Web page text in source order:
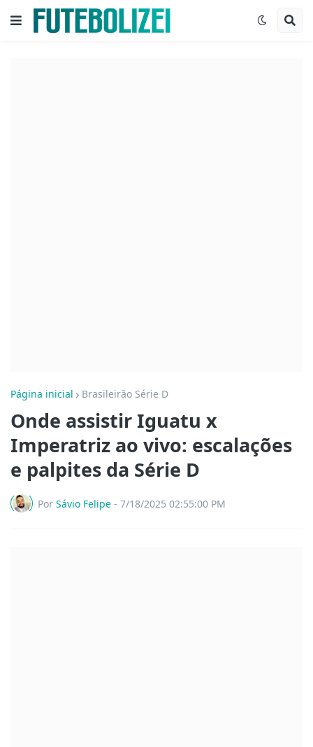
Página inicial Brasileirão Série D
Onde assistir Iguatu x
Imperatriz ao vivo: escalações
e palpites da Série D
Por Sávio Felipe - 7/18/2025 02:55:00 PM